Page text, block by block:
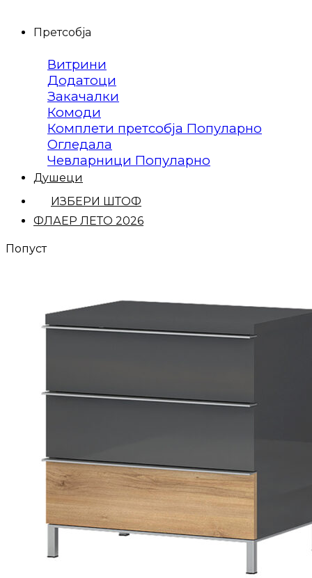
Претсобја
Витрини
Додатоци
Закачалки
Комоди
Комплети претсобја
Огледала
Чевларници
Душеци
ИЗБЕРИ ШТОФ
ФЛАЕР ЛЕТО 2026
Попуст